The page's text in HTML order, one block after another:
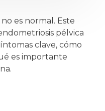
es normal. Este
pélvica
clave, cómo
es importante